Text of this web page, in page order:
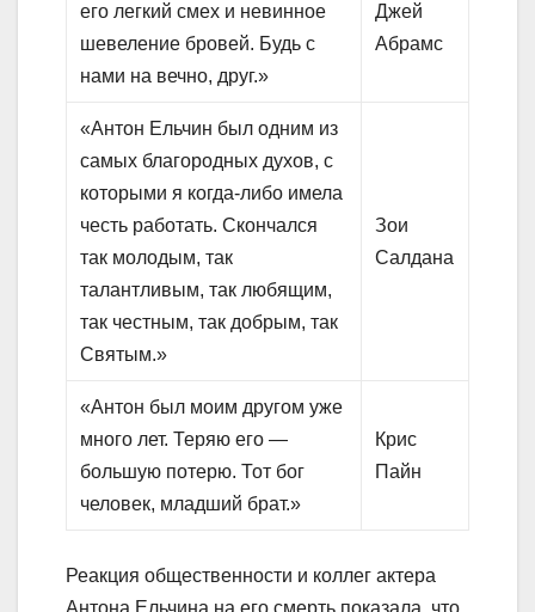
его легкий смех и невинное
шевеление бровей. Будь с
нами на вечно, друг.»
Джей
Абрамс
«Антон Ельчин был одним из
самых благородных духов, с
которыми я когда-либо имела
честь работать. Скончался
так молодым, так
талантливым, так любящим,
так честным, так добрым, так
Святым.»
Зои
Салдана
«Антон был моим другом уже
много лет. Теряю его —
большую потерю. Тот бог
человек, младший брат.»
Крис
Пайн
Реакция общественности и коллег актера